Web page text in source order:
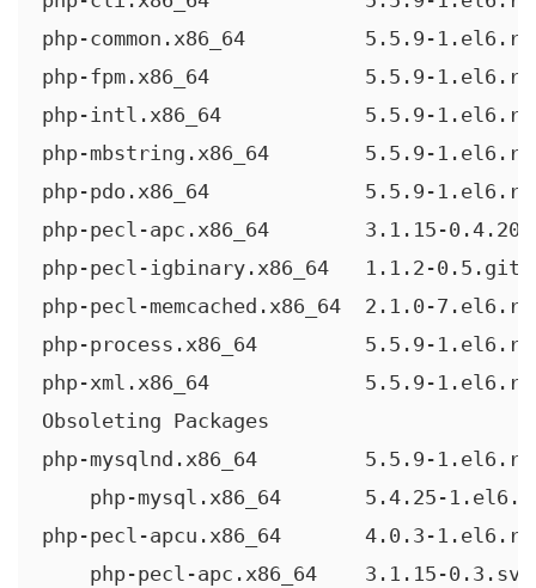
php-common.x86_64          5.5.9-
php-fpm.x86_64             5.5.9-
php-intl.x86_64            5.5.9-
php-mbstring.x86_64        5.5.9-
php-pdo.x86_64             5.5.9-
php-pecl-apc.x86_64        3.1.15-
php-pecl-igbinary.x86_64   1.1.2-
php-pecl-memcached.x86_64  2.1.0-
php-process.x86_64         5.5.9-
php-xml.x86_64             5.5.9-
Obsoleting Packages
php-mysqlnd.x86_64         5.5.9-
php-mysql.x86_64       5.4.25-
php-pecl-apcu.x86_64       4.0.3-
php-pecl-apc.x86_64    3.1.15-